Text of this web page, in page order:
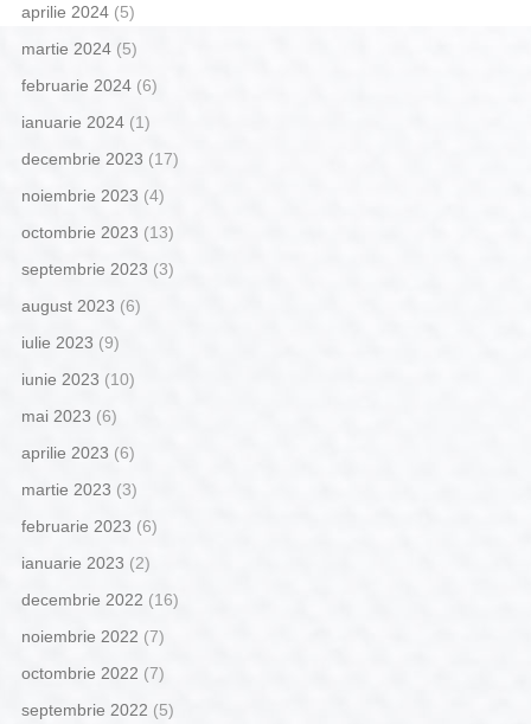
aprilie 2024(5)
martie 2024(5)
februarie 2024(6)
ianuarie 2024(1)
decembrie 2023 (17)
noiembrie 2023 (4)
octombrie 2023 (13)
septembrie 2023 (3)
august 2023 (6)
iulie 2023 (9)
iunie 2023 (10)
mai 2023 (6)
aprilie 2023 (6)
martie 2023 (3)
februarie 2023 (6)
ianuarie 2023 (2)
decembrie 2022 (16)
noiembrie 2022 (7)
octombrie 2022 (7)
septembrie 2022 (5)